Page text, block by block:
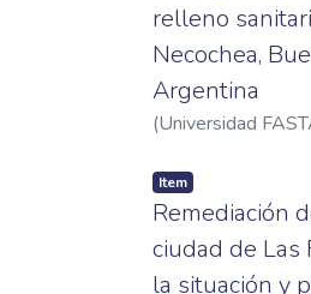
relleno
Necochea,
Argentina
(Universidad
Item
Remediación
ciudad de Las
la situación y